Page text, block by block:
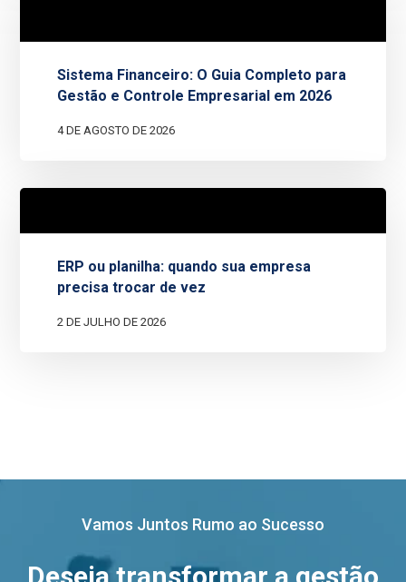
Sistema Financeiro: O Guia Completo para
Gestão e Controle Empresarial em 2026
4 DE AGOSTO DE 2026
ERP ou planilha: quando sua empresa
precisa trocar de vez
2 DE JULHO DE 2026
Vamos Juntos Rumo ao Sucesso